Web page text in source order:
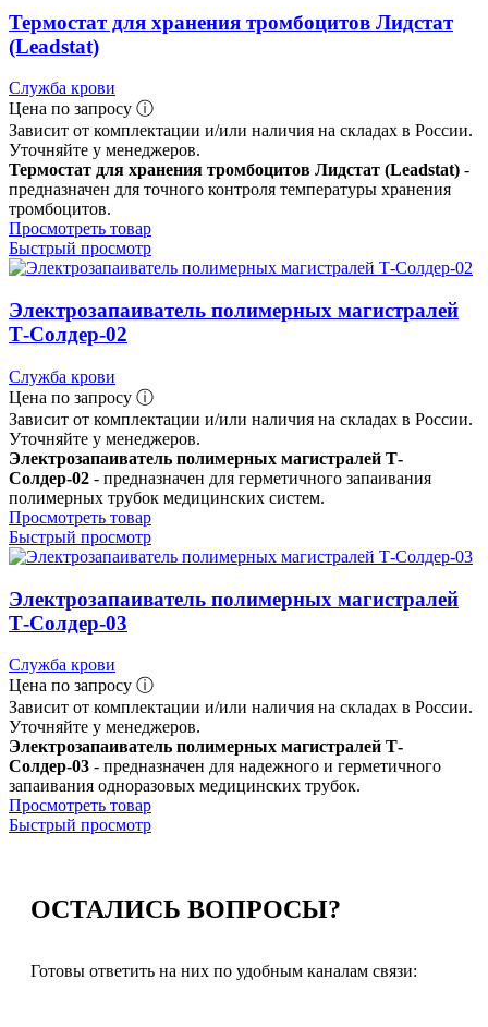
Термостат для хранения тромбоцитов Лидстат
(Leadstat)
Служба крови
Цена по запросу ⓘ
Зависит от комплектации и/или наличия на складах в России.
Уточняйте у менеджеров.
Термостат для хранения тромбоцитов Лидстат (Leadstat) -
предназначен для точного контроля температуры хранения
тромбоцитов.
Просмотреть товар
Быстрый просмотр
Электрозапаиватель полимерных магистралей
Т-Солдер-02
Служба крови
Цена по запросу ⓘ
Зависит от комплектации и/или наличия на складах в России.
Уточняйте у менеджеров.
Электрозапаиватель полимерных магистралей Т-
Солдер-02 - предназначен для герметичного запаивания
полимерных трубок медицинских систем.
Просмотреть товар
Быстрый просмотр
Электрозапаиватель полимерных магистралей
Т-Солдер-03
Служба крови
Цена по запросу ⓘ
Зависит от комплектации и/или наличия на складах в России.
Уточняйте у менеджеров.
Электрозапаиватель полимерных магистралей Т-
Солдер-03 - предназначен для надежного и герметичного
запаивания одноразовых медицинских трубок.
Просмотреть товар
Быстрый просмотр
ОСТАЛИСЬ ВОПРОСЫ?
Готовы ответить на них по удобным каналам связи: